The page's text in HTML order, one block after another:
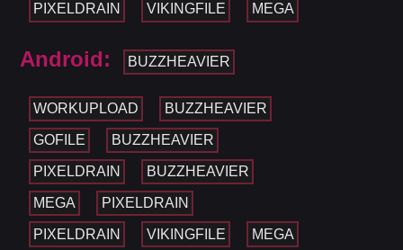
PIXELDRAIN VIKINGFILE MEGA
Android: BUZZHEAVIER
WORKUPLOAD BUZZHEAVIER
GOFILE BUZZHEAVIER
PIXELDRAIN BUZZHEAVIER
MEGA PIXELDRAIN
PIXELDRAIN VIKINGFILE MEGA